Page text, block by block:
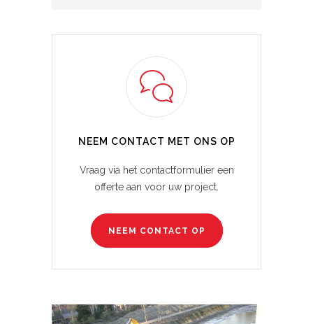
NEEM CONTACT MET ONS OP
Vraag via het contactformulier een
offerte aan voor uw project.
NEEM CONTACT OP